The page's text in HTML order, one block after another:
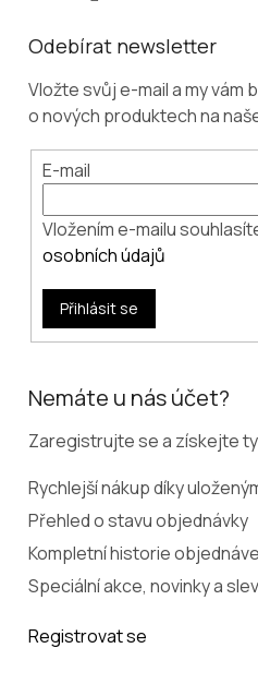
Odebírat newsletter
Vložte svůj e-mail a my vám
o nových produktech na
E-mail
Vložením e-mailu
osobních údajů
Přihlásit se
Nemáte u nás účet?
Zaregistrujte se a získejte
Rychlejší nákup díky
Přehled o stavu objednávky
Kompletní historie
Speciální akce, novinky a
Registrovat se